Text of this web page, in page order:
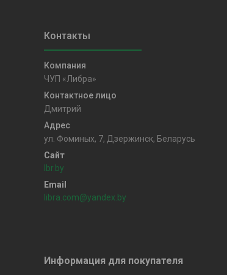
ЧУП «Либра»
Дмитрий
ул. Фоминых, 7, Дзержинск, Беларусь
lbr.by
libra.com@yandex.by
Информация для покупателя